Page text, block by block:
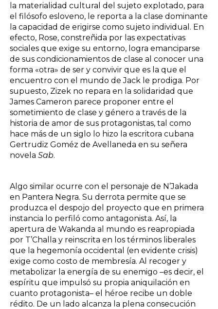
la materialidad cultural del sujeto explotado, para
el filósofo esloveno, le reporta a la clase dominante
la capacidad de erigirse como sujeto individual. En
efecto, Rose, constreñida por las expectativas
sociales que exige su entorno, logra emanciparse
de sus condicionamientos de clase al conocer una
forma «otra» de ser y convivir que es la que el
encuentro con el mundo de Jack le prodiga. Por
supuesto, Zizek no repara en la solidaridad que
James Cameron parece proponer entre el
sometimiento de clase y género a través de la
historia de amor de sus protagonistas, tal como
hace más de un siglo lo hizo la escritora cubana
Gertrudiz Goméz de Avellaneda en su señera
novela Sab.
Algo similar ocurre con el personaje de N’Jakada
en Pantera Negra. Su derrota permite que se
produzca el despojo del proyecto que en primera
instancia lo perfiló como antagonista. Así, la
apertura de Wakanda al mundo es reapropiada
por T’Challa y reinscrita en los términos liberales
que la hegemonía occidental (en evidente crisis)
exige como costo de membresía. Al recoger y
metabolizar la energía de su enemigo –es decir, el
espíritu que impulsó su propia aniquilación en
cuanto protagonista– el héroe recibe un doble
rédito. De un lado alcanza la plena consecución